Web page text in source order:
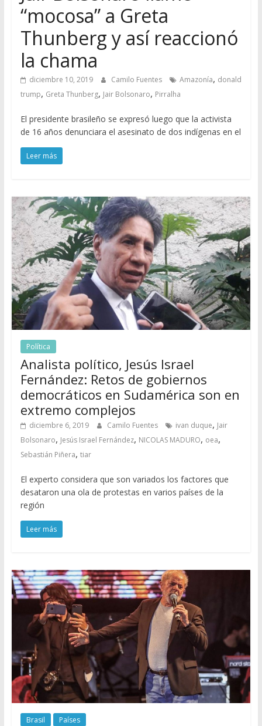
“mocosa” a Greta
Thunberg y así reaccionó
la chama
diciembre 10, 2019 Camilo Fuentes Amazonía, donald
trump, Greta Thunberg, Jair Bolsonaro, Pirralha
El presidente brasileño se expresó luego que la activista
de 16 años denunciara el asesinato de dos indígenas en el
Leer más
Política
Analista político, Jesús Israel
Fernández: Retos de gobiernos
democráticos en Sudamérica son en
extremo complejos
diciembre 6, 2019 Camilo Fuentes ivan duque, Jair
Bolsonaro, Jesús Israel Fernández, NICOLAS MADURO, oea,
Sebastián Piñera, tiar
El experto considera que son variados los factores que
desataron una ola de protestas en varios países de la
región
Leer más
Brasil Países